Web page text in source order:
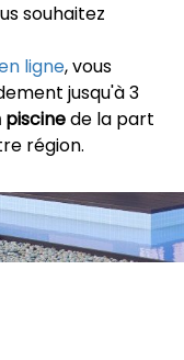
souhaitez
ligne, vous
jusqu'à 3
de la part
région.